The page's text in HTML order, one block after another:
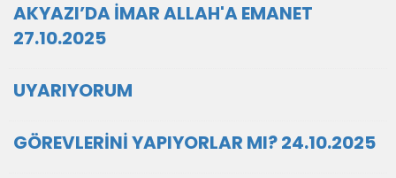
AKYAZI’DA İMAR ALLAH'A EMANET
27.10.2025
UYARIYORUM
GÖREVLERİNİ YAPIYORLAR MI? 24.10.2025